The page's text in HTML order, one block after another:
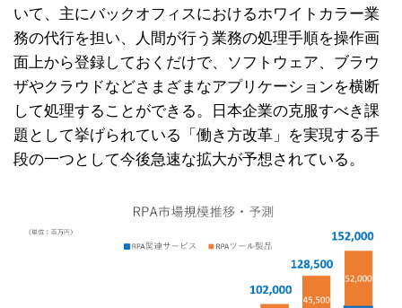
いて、主にバックオフィスにおけるホワイトカラー業
務の代行を担い、人間が行う業務の処理手順を操作画
面上から登録しておくだけで、ソフトウェア、ブラウ
ザやクラウドなどさまざまなアプリケーションを横断
して処理することができる。日本企業の克服すべき課
題として挙げられている「働き方改革」を実現する手
段の一つとして今後急速な拡大が予想されている。